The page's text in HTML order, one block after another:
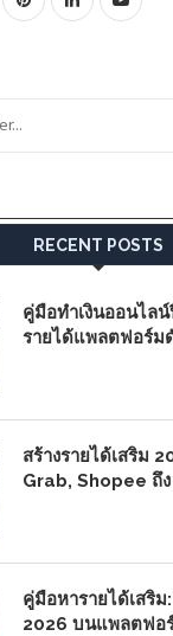
RECENT POSTS
คู่มือทำเงินออนไล
รายได้แพลตฟอร์ม
สร้างรายได้เสริม
Grab, Shopee ถึ
คู่มือหารายได้เสริ
2026 บนแพลตฟอ